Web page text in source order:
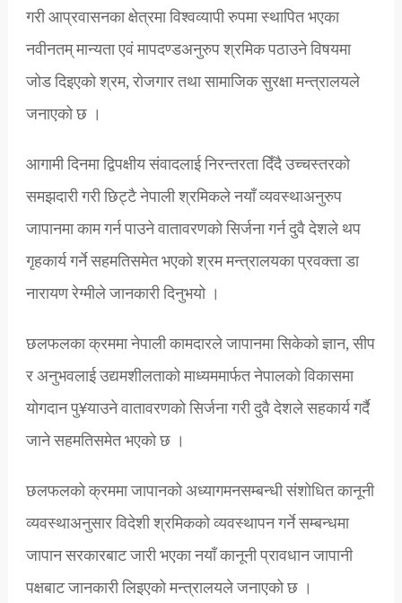
गरी आप्रवासनका क्षेत्रमा विश्वव्यापी रुपमा स्थापित भएका
नवीनतम् मान्यता एवं मापदण्डअनुरुप श्रमिक पठाउने विषयमा
जोड दिइएको श्रम, रोजगार तथा सामाजिक सुरक्षा मन्त्रालयले
जनाएको छ ।
आगामी दिनमा द्विपक्षीय संवादलाई निरन्तरता दिँदै उच्चस्तरको
समझदारी गरी छिट्टै नेपाली श्रमिकले नयाँ व्यवस्थाअनुरुप
जापानमा काम गर्न पाउने वातावरणको सिर्जना गर्न दुवै देशले थप
गृहकार्य गर्ने सहमतिसमेत भएको श्रम मन्त्रालयका प्रवक्ता डा
नारायण रेग्मीले जानकारी दिनुभयो ।
छलफलका क्रममा नेपाली कामदारले जापानमा सिकेको ज्ञान, सीप
र अनुभवलाई उद्यमशीलताको माध्यममार्फत नेपालको विकासमा
योगदान पु¥याउने वातावरणको सिर्जना गरी दुवै देशले सहकार्य गर्दै
जाने सहमतिसमेत भएको छ ।
छलफलको क्रममा जापानको अध्यागमनसम्बन्धी संशोधित कानूनी
व्यवस्थाअनुसार विदेशी श्रमिकको व्यवस्थापन गर्ने सम्बन्धमा
जापान सरकारबाट जारी भएका नयाँ कानूनी प्रावधान जापानी
पक्षबाट जानकारी लिइएको मन्त्रालयले जनाएको छ ।